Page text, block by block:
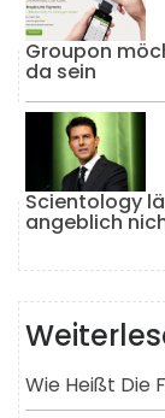
Groupon
da sein
Scientology
angeblich
Wie Heißt Die